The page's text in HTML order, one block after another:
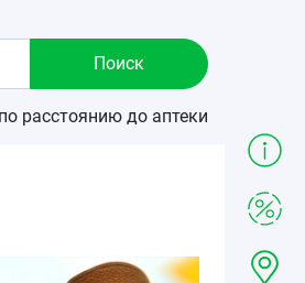
расстоянию до аптеки